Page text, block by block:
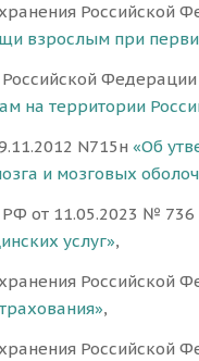
Российской
взрослым при
на территории
N715н «Об
и мозговых
от 11.05.2023 № 736
услуг»,
Российской
,
Российской